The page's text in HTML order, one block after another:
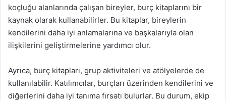
koçluğu alanlarında çalışan bireyler, burç kitaplarını bir
kaynak olarak kullanabilirler. Bu kitaplar, bireylerin
kendilerini daha iyi anlamalarına ve başkalarıyla olan
ilişkilerini geliştirmelerine yardımcı olur.
Ayrıca, burç kitapları, grup aktiviteleri ve atölyelerde de
kullanılabilir. Katılımcılar, burçları üzerinden kendilerini ve
diğerlerini daha iyi tanıma fırsatı bulurlar. Bu durum, ekip